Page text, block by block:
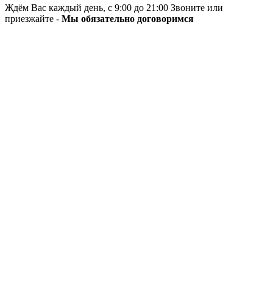
Ждём Вас каждый день, с 9:00 до 21:00 Звоните или
приезжайте - Мы обязательно договоримся